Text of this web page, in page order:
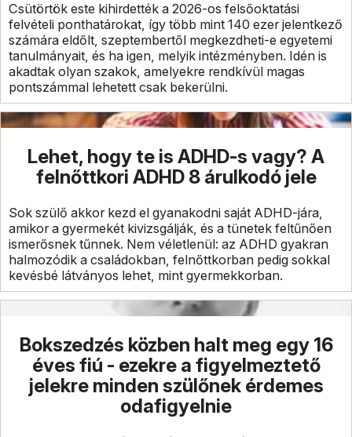
Csütörtök este kihirdették a 2026-os felsőoktatási
felvételi ponthatárokat, így több mint 140 ezer jelentkező
számára eldőlt, szeptembertől megkezdheti-e egyetemi
tanulmányait, és ha igen, melyik intézményben. Idén is
akadtak olyan szakok, amelyekre rendkívül magas
pontszámmal lehetett csak bekerülni.
Lehet, hogy te is ADHD-s vagy? A
felnőttkori ADHD 8 árulkodó jele
Sok szülő akkor kezd el gyanakodni saját ADHD-jára,
amikor a gyermekét kivizsgálják, és a tünetek feltűnően
ismerősnek tűnnek. Nem véletlenül: az ADHD gyakran
halmozódik a családokban, felnőttkorban pedig sokkal
kevésbé látványos lehet, mint gyermekkorban.
Bokszedzés közben halt meg egy 16
éves fiú - ezekre a figyelmeztető
jelekre minden szülőnek érdemes
odafigyelnie